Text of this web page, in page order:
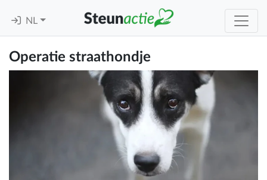
NL
Operatie straathondje